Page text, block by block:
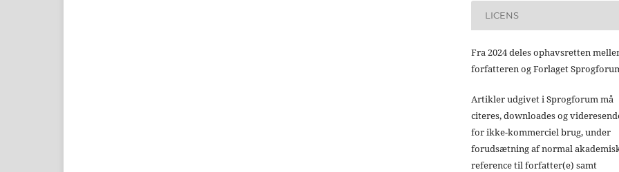
LICENS
Fra 2024 deles ophavsretten
forfatteren og Forlaget
Artikler udgivet i Sprogforum må
citeres, downloades og
for ikke-kommerciel brug, under
forudsætning af normal
reference til forfatter(e) samt